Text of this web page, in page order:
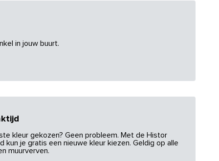
in jouw buurt.
kleur gekozen? Geen probleem. Met de Histor
kun je gratis een nieuwe kleur kiezen. Geldig op alle
muurverven.